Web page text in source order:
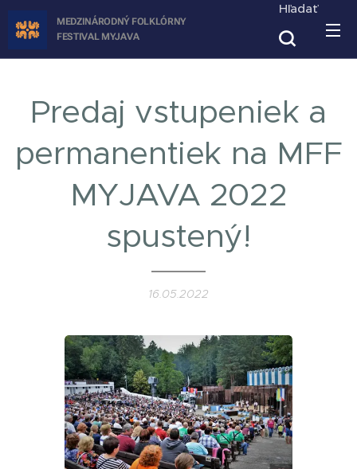
MEDZINÁRODNÝ FOLKLÓRNY
FESTIVAL MYJAVA
Hľadať
Predaj vstupeniek a
permanentiek na MFF
MYJAVA 2022
spustený!
16.05.2022